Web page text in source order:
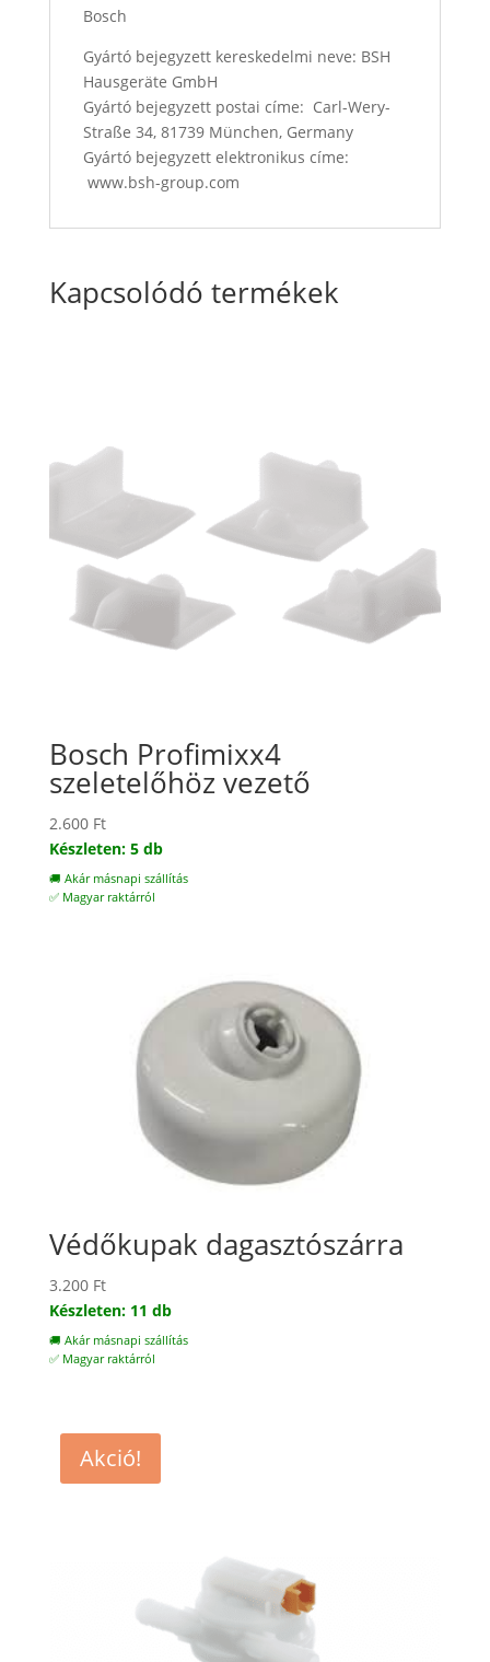
Bosch
Gyártó bejegyzett kereskedelmi neve: BSH
Hausgeräte GmbH
Gyártó bejegyzett postai címe: Carl-Wery-
Straße 34, 81739 München, Germany
Gyártó bejegyzett elektronikus címe:
www.bsh-group.com
Kapcsolódó termékek
Bosch Profimixx4
szeletelőhöz vezető
2.600 Ft
Készleten: 5 db
🚚 Akár másnapi szállítás
✅ Magyar raktárról
Védőkupak dagasztószárra
3.200 Ft
Készleten: 11 db
🚚 Akár másnapi szállítás
✅ Magyar raktárról
Akció!